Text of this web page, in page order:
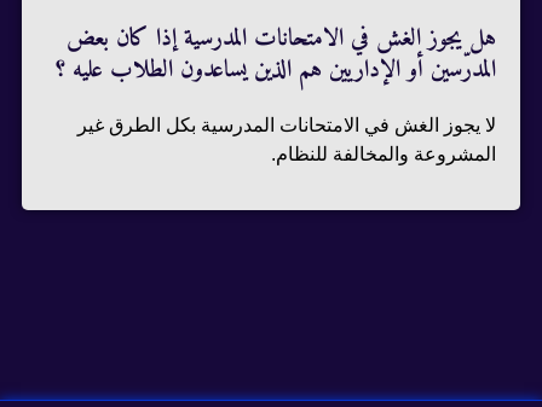
هل يجوز الغش في الامتحانات المدرسية إذا كان بعض
المدرّسين أو الإداريين هم الذين يساعدون الطلاب عليه ؟
لا يجوز الغش في الامتحانات المدرسية بكل الطرق غير
المشروعة والمخالفة للنظام.